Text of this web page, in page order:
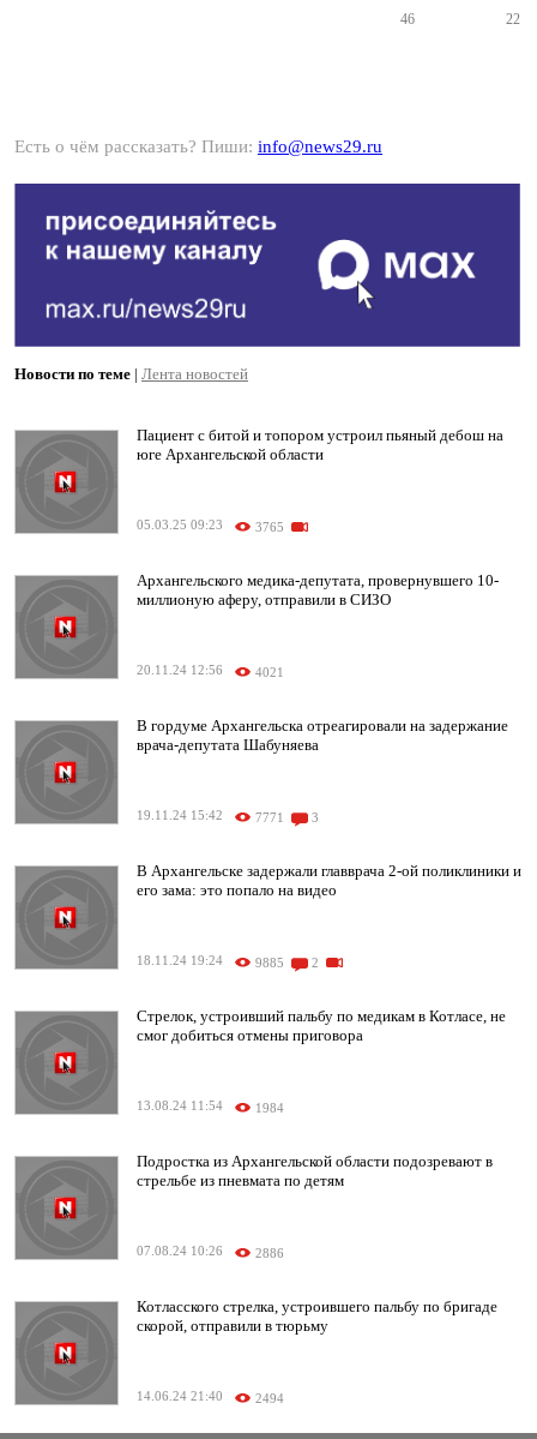
46 22
Есть о чём рассказать? Пиши: info@news29.ru
Новости по теме | Лента новостей
Пациент с битой и топором устроил пьяный дебош на
юге Архангельской области
05.03.25 09:23 3765
Архангельского медика-депутата, провернувшего 10-
миллионую аферу, отправили в СИЗО
20.11.24 12:56 4021
В гордуме Архангельска отреагировали на задержание
врача-депутата Шабуняева
19.11.24 15:42 7771 3
В Архангельске задержали главврача 2-ой поликлиники и
его зама: это попало на видео
18.11.24 19:24 9885 2
Стрелок, устроивший пальбу по медикам в Котласе, не
смог добиться отмены приговора
13.08.24 11:54 1984
Подростка из Архангельской области подозревают в
стрельбе из пневмата по детям
07.08.24 10:26 2886
Котласского стрелка, устроившего пальбу по бригаде
скорой, отправили в тюрьму
14.06.24 21:40 2494